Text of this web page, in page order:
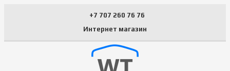
+7 707 260 76 76
Интернет магазин